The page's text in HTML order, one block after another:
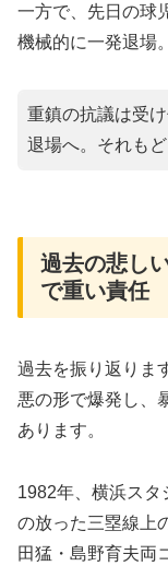
一方で、先日の球
機械的に一発退場。
重鎮の抗議は受
退場へ。それも
過去の悲し
で重い責任
過去を振り返りま
悪の形で爆発し、
あります。
​1982年、横浜ス
の放った三塁線上
田猛・島野育夫両